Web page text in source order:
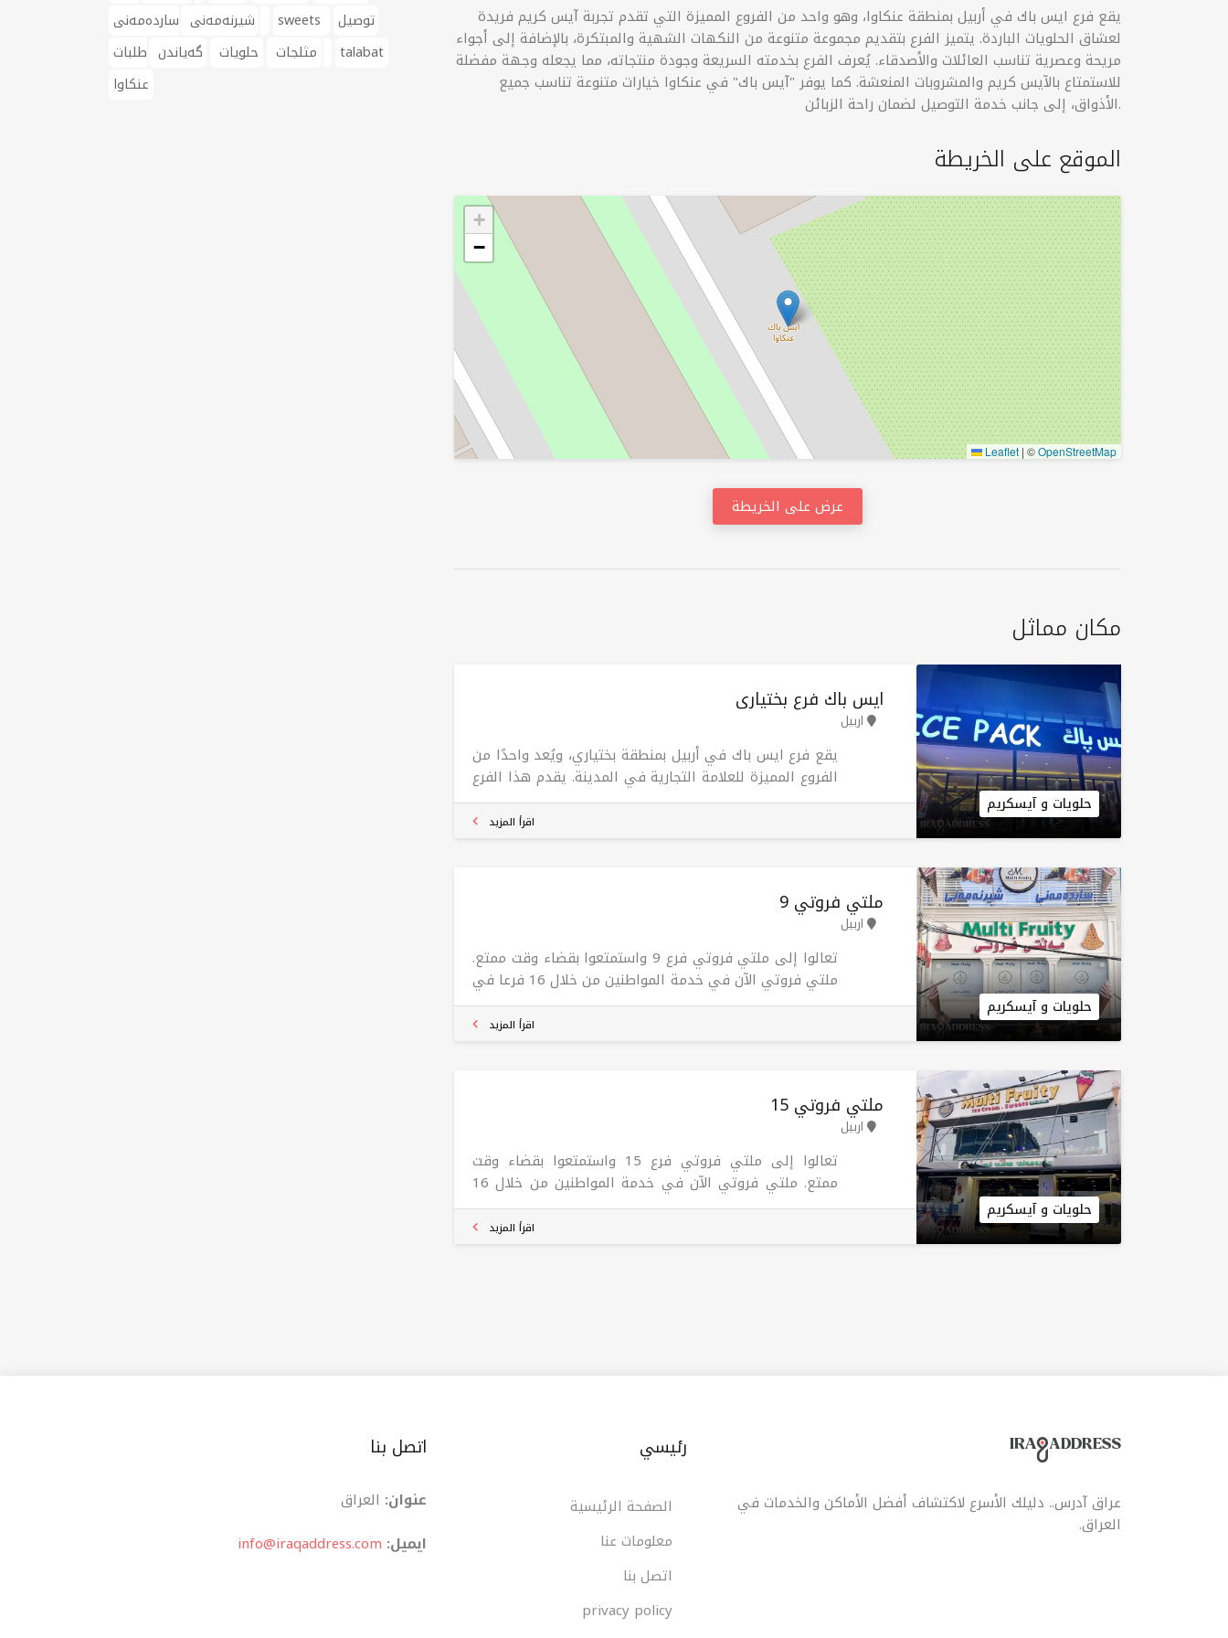
شیرنەمەنی
sweets
توصيل
مثلجات
حلويات گەیاندن
talabat
عنکاوا
يقع فرع ايس باك في أربيل بمنطقة عنكاوا، وهو واحد من الفروع المميزة التي تقدم تجربة آيس كريم فريدة
لعشاق الحلويات الباردة. يتميز الفرع بتقديم مجموعة متنوعة من النكهات الشهية والمبتكرة، بالإضافة إلى أجواء
مريحة وعصرية تناسب العائلات والأصدقاء. يُعرف الفرع بخدمته السريعة وجودة منتجاته، مما يجعله وجهة مفضلة
للاستمتاع بالآيس كريم والمشروبات المنعشة. كما يوفر "آيس باك" في عنكاوا خيارات متنوعة تناسب جميع
الأذواق، إلى جانب خدمة التوصيل لضمان راحة الزبائن.
الموقع على الخريطة
+
−
Leaflet | ©OpenStreetMap
عرض على الخريطة
مكان مماثل
ايس باك فرع بختيارى
اربيل
حلويات و آيسكريم
يقع فرع ايس باك في أربيل بمنطقة بختياري، ويُعد واحدًا من
الفروع المميزة للعلامة التجارية في المدينة. يقدم هذا الفرع
تشكيلة واسعة من نكهات الآيس كريم الغنية والمبتكرة،
بالإضافة إلى أجواء عصرية ومريحة، مما يجعله وجهة مثالية
اقرأ المزيد
ملتي فروتي 9
اربيل
حلويات و آيسكريم
تعالوا إلى ملتي فروتي فرع 9 واستمتعوا بقضاء وقت ممتع.
ملتي فروتي الآن في خدمة المواطنين من خلال 16 فرعا في
أربيل. تقدم مجموعة الفواكه المتعددة للتبريد والحلويات
اقرأ المزيد
ملتي فروتي 15
اربيل
حلويات و آيسكريم
تعالوا إلى ملتي فروتي فرع 15 واستمتعوا بقضاء وقت
ممتع. ملتي فروتي الآن في خدمة المواطنين من خلال 16
فرعا في أربيل. تقدم مجموعة الفواكه المتعددة للتبريد
اقرأ المزيد
عراق آدرس.. دليلك الأسرع لاكتشاف أفضل الأماكن والخدمات في
العراق.
رئيسي
الصفحة الرئيسية
معلومات عنا
اتصل بنا
privacy policy
اتصل بنا
عنوان: العراق
ایمیل: info@iraqaddress.com